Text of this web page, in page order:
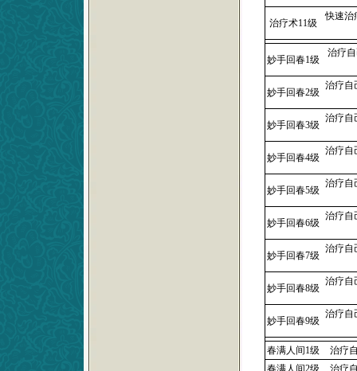
治疗术11级
快速治
妙手回春1级
治疗
妙手回春2级
治疗自
妙手回春3级
治疗自
妙手回春4级
治疗自
妙手回春5级
治疗自
妙手回春6级
治疗自
妙手回春7级
治疗自
妙手回春8级
治疗自
妙手回春9级
治疗自
春满人间1级
治疗
春满人间2级
治疗